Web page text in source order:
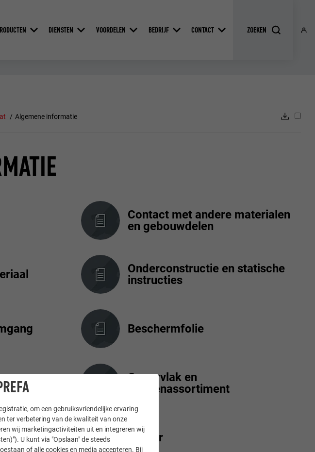
DIENSTEN VOORDELEN BEDRIJF CONTACT
Algemene informatie
Contact met andere materialen
en gebouwdelen
Onderconstructie en statische
instructies
Beschermfolie
Oppervlak en
kleurenassortiment
Afvoer
om een gebruiksvriendelijke ervaring
ter verbetering van de kwaliteit van onze
wij marketingactiviteiten uit en integreren wij
U kunt via "Opslaan" de steeds
of alle cookies en media accepteren. Bij